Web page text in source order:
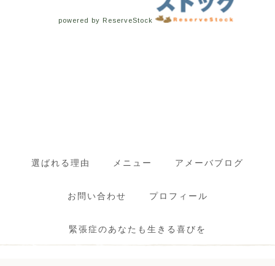
powered by ReserveStock
選ばれる理由 メニュー アメーバブログ
お問い合わせ プロフィール
緊張症のあなたも生きる喜びを